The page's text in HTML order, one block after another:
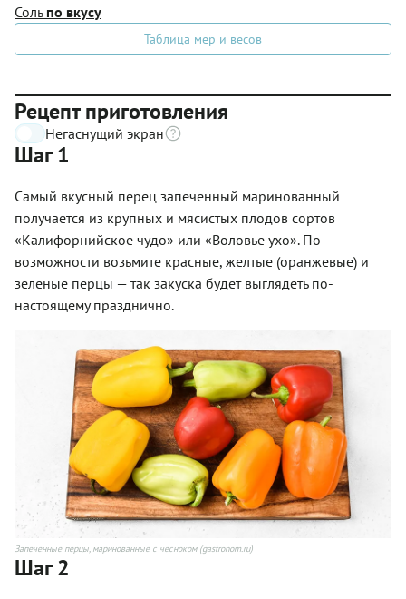
Соль по вкусу
Таблица мер и весов
Рецепт приготовления
Негаснущий экран
Шаг 1
Самый вкусный перец запеченный маринованный
получается из крупных и мясистых плодов сортов
«Калифорнийское чудо» или «Воловье ухо». По
возможности возьмите красные, желтые (оранжевые) и
зеленые перцы — так закуска будет выглядеть по-
настоящему празднично.
Запеченные перцы, маринованные с чесноком (gastronom.ru)
Шаг 2